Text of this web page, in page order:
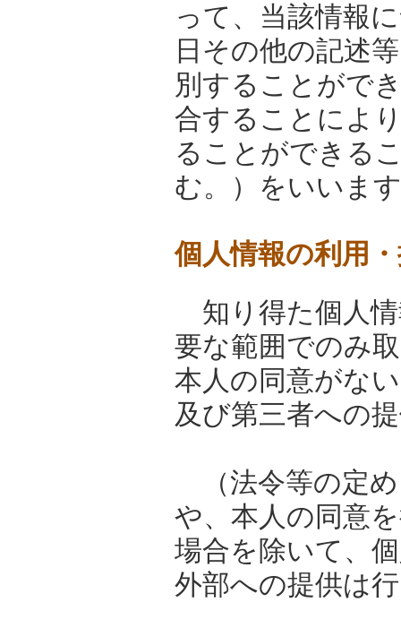
って、当該情報
日その他の記述
別することがで
合することによ
ることができる
む。）をいいま
個人情報の利用
知り得た個人
要な範囲でのみ
本人の同意がな
及び第三者への
（法令等の定
や、本人の同意
場合を除いて、
外部への提供は